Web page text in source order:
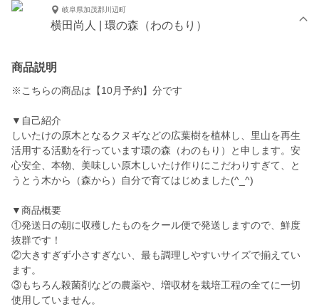
岐阜県加茂郡川辺町
横田尚人 | 環の森（わのもり）
商品説明
※こちらの商品は【10月予約】分です
▼自己紹介
しいたけの原木となるクヌギなどの広葉樹を植林し、里山を再生
活用する活動を行っています環の森（わのもり）と申します。安
心安全、本物、美味しい原木しいたけ作りにこだわりすぎて、と
うとう木から（森から）自分で育てはじめました(^_^)
▼商品概要
①発送日の朝に収穫したものをクール便で発送しますので、鮮度
抜群です！
②大きすぎず小さすぎない、最も調理しやすいサイズで揃えてい
ます。
③もちろん殺菌剤などの農薬や、増収材を栽培工程の全てに一切
使用していません。